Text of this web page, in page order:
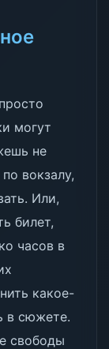
могут
не
вокзалу,
Или,
билет,
часов в
какое-
в сюжете.
свободы